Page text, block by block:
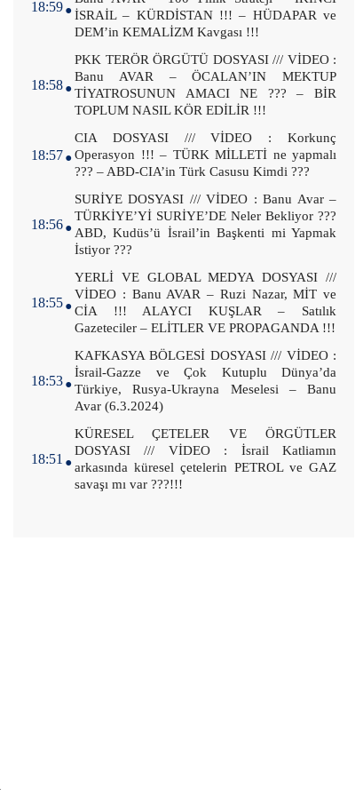
18:59
İSRAİL – KÜRDİSTAN !!! – HÜDAPAR ve
DEM’in KEMALİZM Kavgası !!!
18:58.PKK TERÖR ÖRGÜTÜ DOSYASI /// VİDEO :
Banu AVAR – ÖCALAN’IN MEKTUP
TİYATROSUNUN AMACI NE ??? – BİR
TOPLUM NASIL KÖR EDİLİR !!!
18:57.CIA DOSYASI /// VİDEO : Korkunç
Operasyon !!! – TÜRK MİLLETİ ne yapmalı
??? – ABD-CIA’in Türk Casusu Kimdi ???
18:56.SURİYE DOSYASI /// VİDEO : Banu Avar –
TÜRKİYE’Yİ SURİYE’DE Neler Bekliyor ???
ABD, Kudüs’ü İsrail’in Başkenti mi Yapmak
İstiyor ???
18:55.YERLİ VE GLOBAL MEDYA DOSYASI ///
VİDEO : Banu AVAR – Ruzi Nazar, MİT ve
CİA !!! ALAYCI KUŞLAR – Satılık
Gazeteciler – ELİTLER VE PROPAGANDA !!!
18:53.KAFKASYA BÖLGESİ DOSYASI /// VİDEO :
İsrail-Gazze ve Çok Kutuplu Dünya’da
Türkiye, Rusya-Ukrayna Meselesi – Banu
Avar (6.3.2024)
18:51 .KÜRESEL ÇETELER VE ÖRGÜTLER
DOSYASI /// VİDEO : İsrail Katliamın
arkasında küresel çetelerin PETROL ve GAZ
savaşı mı var ???!!!